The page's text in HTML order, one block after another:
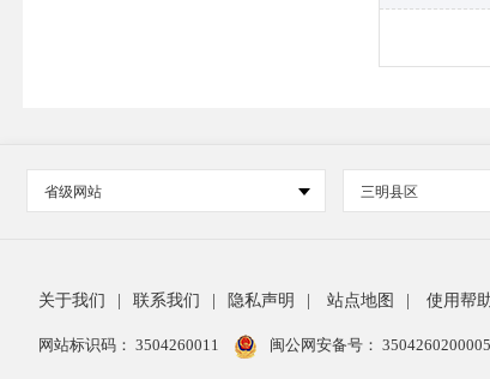
省级网站 三明县区
关于我们 联系我们 隐私声明 站点地图 使用帮
网站标识码： 3504260011 闽公网安备号：